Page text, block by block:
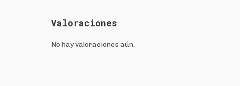
Valoraciones
No hay valoraciones aún.